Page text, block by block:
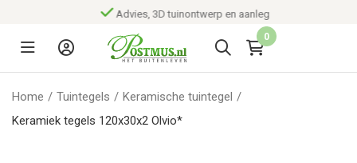
Advies, 3D tuinontwerp en aanleg
0
Home / Tuintegels / Keramische tuintegel /
Keramiek tegels 120x30x2 Olvio*